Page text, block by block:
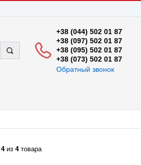
+38 (044) 502 01 87
+38 (097) 502 01 87
+38 (095) 502 01 87
+38 (073) 502 01 87
Обратный звонок
4из 4товара